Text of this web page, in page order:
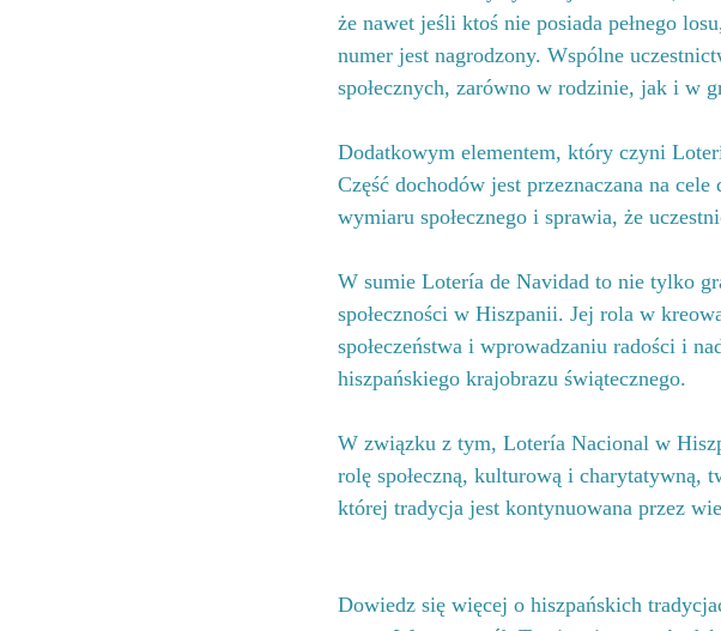
że nawet jeśli ktoś nie posiada pełnego
numer jest nagrodzony. Wspólne
społecznych, zarówno w rodzinie, jak i w
Dodatkowym elementem, który czyni
Część dochodów jest przeznaczana na
wymiaru społecznego i sprawia, że
W sumie Lotería de Navidad to nie tylko
społeczności w Hiszpanii. Jej rola w
społeczeństwa i wprowadzaniu radości i
hiszpańskiego krajobrazu świątecznego.
W związku z tym, Lotería Nacional w
rolę społeczną, kulturową i charytatywną,
której tradycja jest kontynuowana przez
Dowiedz się więcej o hiszpańskich